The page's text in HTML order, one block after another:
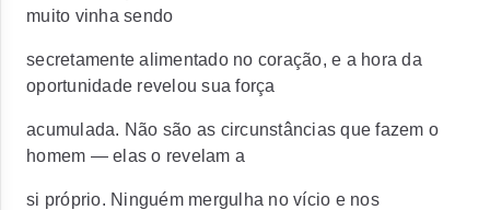
muito vinha sendo
secretamente alimentado no coração, e a hora da
oportunidade revelou sua força
acumulada. Não são as circunstâncias que fazem o
homem — elas o revelam a
si próprio. Ninguém mergulha no vício e nos